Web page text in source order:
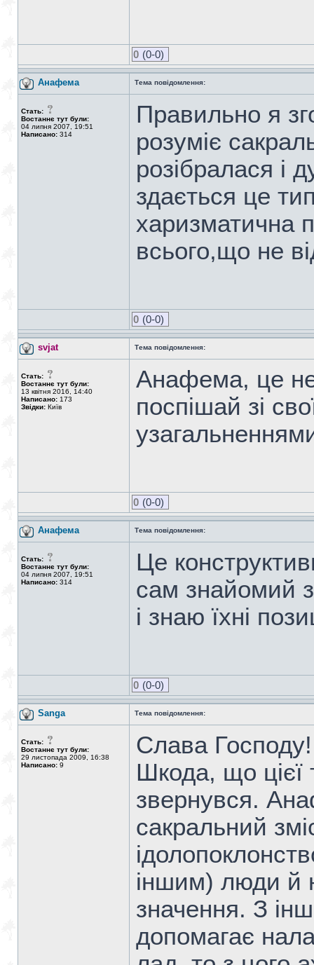
0 (0-0)
Анафема Тема повідомлення:
Стать:
Востаннє тут були:
04 липня 2007, 19:51
Написано: 314
Правильно я
розуміє
розібралася і
здається це
харизматична
всього,що не
0 (0-0)
svjat Тема повідомлення:
Стать:
Востаннє тут були:
13 квітня 2016, 14:40
Написано: 173
Звідки: Київ
Анафема, це
поспішай зі
0 (0-0)
Анафема Тема повідомлення:
Стать:
Востаннє тут були:
04 липня 2007, 19:51
Написано: 314
Це
сам знайомий
і знаю їхні
0 (0-0)
Sanga Тема повідомлення:
Стать:
Востаннє тут були:
29 листопада 2009, 16:38
Написано: 9
Слава Господу!
Шкода, що цієї
звернувся.
сакральний
іншим) люди й
значення. З
допомагає